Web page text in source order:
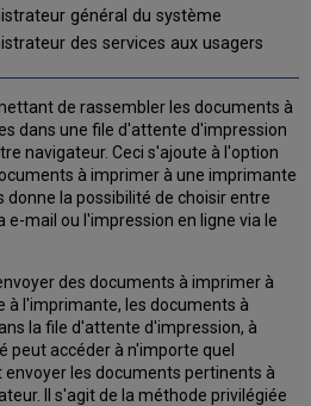
général du système
des services aux usagers
de rassembler les documents à
dans une file d'attente d'impression
navigateur. Ceci s'ajoute à l'option
à imprimer à une imprimante
la possibilité de choisir entre
e-mail ou l'impression en ligne via le
des documents à imprimer à
à l'imprimante, les documents à
la file d'attente d'impression, à
peut accéder à n'importe quel
les documents pertinents à
Il s'agit de la méthode privilégiée